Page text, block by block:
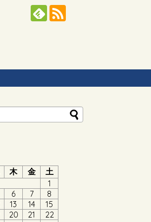
木 金
土
1
6 7
8
13 14
15
20 21
22